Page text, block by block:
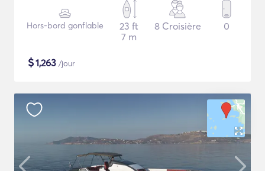
Hors-bord gonflable
23 ft
7 m
8 Croisière 0
$1,263 /jour